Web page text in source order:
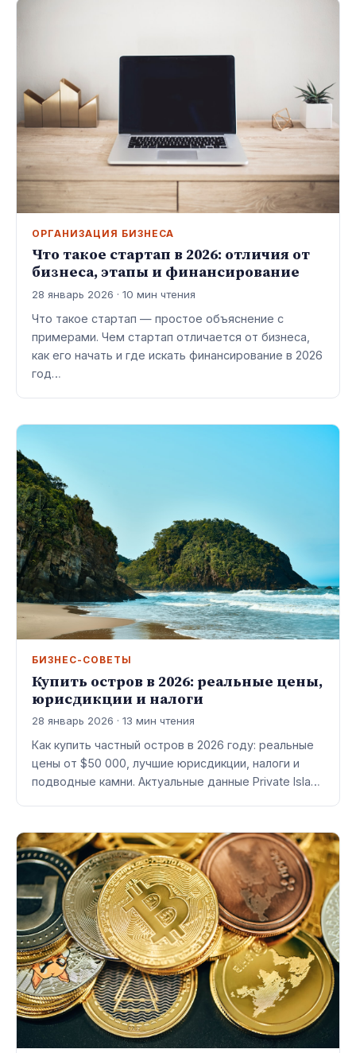
ОРГАНИЗАЦИЯ БИЗНЕСА
Что такое стартап в 2026: отличия от
бизнеса, этапы и финансирование
28 январь 2026 · 10 мин чтения
Что такое стартап — простое объяснение с
примерами. Чем стартап отличается от бизнеса,
как его начать и где искать финансирование в 2026
год…
БИЗНЕС-СОВЕТЫ
Купить остров в 2026: реальные цены,
юрисдикции и налоги
28 январь 2026 · 13 мин чтения
Как купить частный остров в 2026 году: реальные
цены от $50 000, лучшие юрисдикции, налоги и
подводные камни. Актуальные данные Private Isla…